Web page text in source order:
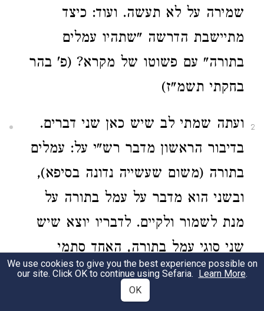
שמירה על לא תעשה. ועוד: כיצד
מתיישבת הדרשה "שתהיו עמלים
בתורה" עם פשוטו של מקרא? (פ' בהר
בחקתי תשמ"ז)
2
ועתה שמתי לב שיש כאן שני דברים.
בדיבור הראשון מדבר רש"י על: עמלים
בתורה (משום שעשייה נדונה בסיפא),
ובשני הוא מדבר על עמל בתורה על
מנת לשמור ולקיים. לדבריו יוצא שיש
שני סוגי עמל בתורה, האחד סתמי
והאחר - על מנת לשמור ולקיים. וכאן
עולה שאלתי הישנה - לימוד תורה מהו
We use cookies to give you the best experience possible on
our site. Click OK to continue using Sefaria. Learn More.
OK